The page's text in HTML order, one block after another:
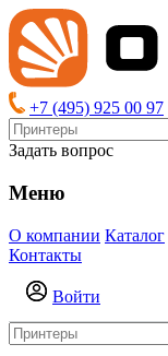
+7 (495) 925 00 97
Задать вопрос
Меню
О компании Каталог
Контакты
Войти